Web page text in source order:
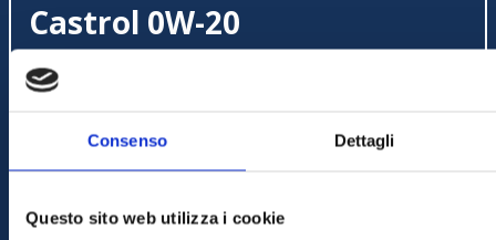
Consenso Dettagli
Questo sito web utilizza i cookie
Castrol 0W-20